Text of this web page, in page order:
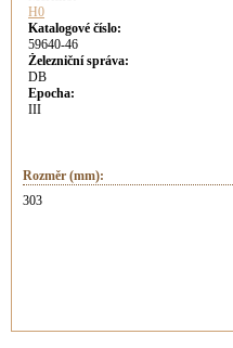
H0
Katalogové číslo:
59640-46
Železniční správa:
DB
Epocha:
III
Rozměr (mm):
303